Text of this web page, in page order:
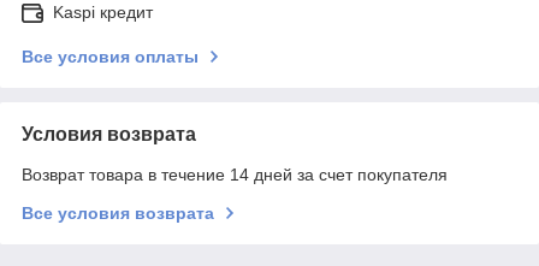
Kaspi кредит
Все условия оплаты
Условия возврата
Возврат товара в течение 14 дней за счет покупателя
Все условия возврата